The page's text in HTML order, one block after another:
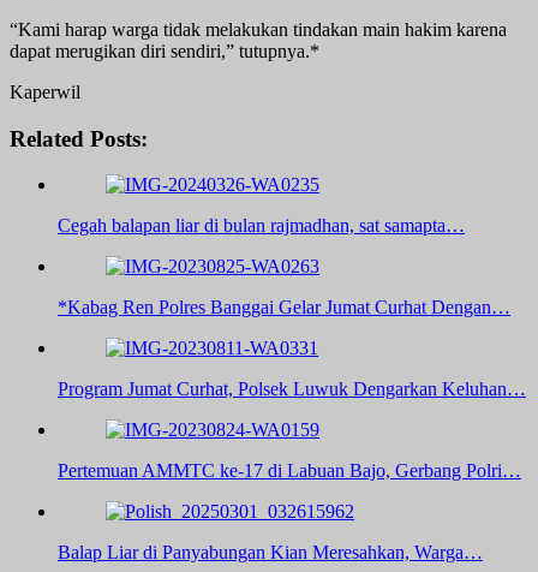
“Kami harap warga tidak melakukan tindakan main hakim karena
dapat merugikan diri sendiri,” tutupnya.*
Kaperwil
Related Posts:
Cegah balapan liar di bulan rajmadhan, sat samapta…
*Kabag Ren Polres Banggai Gelar Jumat Curhat Dengan…
Program Jumat Curhat, Polsek Luwuk Dengarkan Keluhan…
Pertemuan AMMTC ke-17 di Labuan Bajo, Gerbang Polri…
Balap Liar di Panyabungan Kian Meresahkan, Warga…